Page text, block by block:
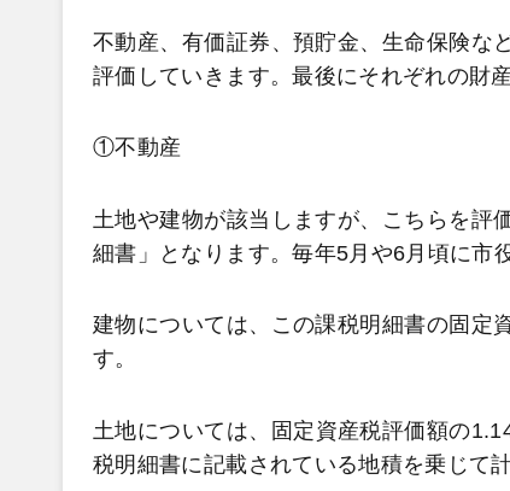
不動産、有価証券、預貯金、生命保険な
評価していきます。最後にそれぞれの財
①不動産
土地や建物が該当しますが、こちらを評
細書」となります。毎年5月や6月頃に市
建物については、この課税明細書の固定
す。
土地については、固定資産税評価額の
税明細書に記載されている地積を乗じて